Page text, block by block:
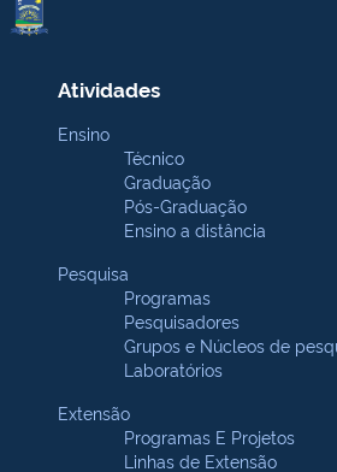
Atividades
Ensino
Técnico
Graduação
Pós-Graduação
Ensino a distância
Pesquisa
Programas
Pesquisadores
Grupos e Núcleos de
Laboratórios
Extensão
Programas E Projetos
Linhas de Extensão